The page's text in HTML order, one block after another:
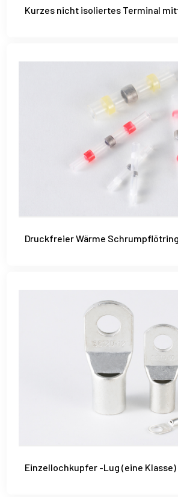
Kurzes nicht isoliertes Terminal
Druckfreier Wärme Schrumpflötring
Einzellochkupfer -Lug (eine Klasse)